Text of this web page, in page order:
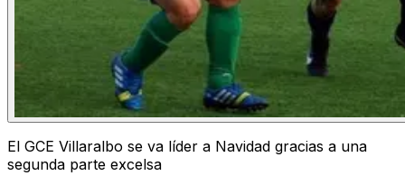
El GCE Villaralbo se va líder a Navidad gracias a una
segunda parte excelsa